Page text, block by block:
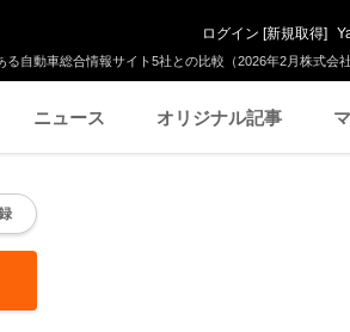
自動車総合情報サイト5社との比較（2026年2月株式会社
ログイン [新規取得]
ニュース オリジナル記事